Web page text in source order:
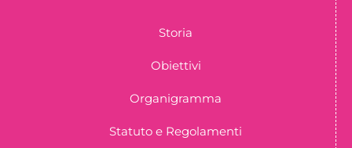
Storia
Obiettivi
Organigramma
Statuto e Regolamenti